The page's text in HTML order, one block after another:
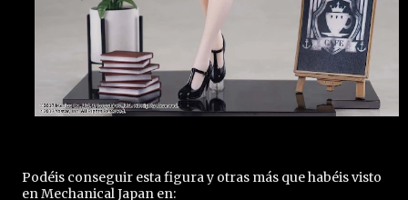
Podéis conseguir esta figura y otras más que habéis visto
en Mechanical Japan en: